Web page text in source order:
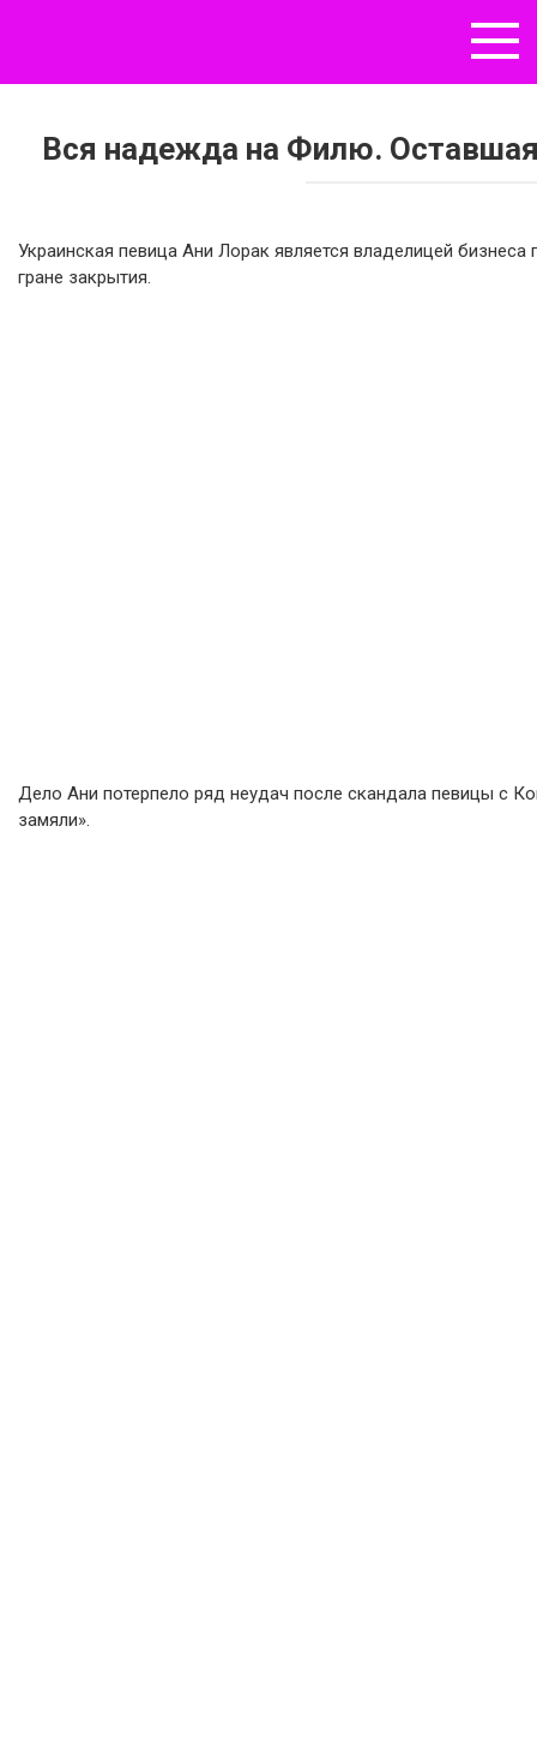
Вся надежда на Филю.
Украинская певица Ани Лорак является владелицей
гране закрытия.
Дело Ани потерпело ряд неудач после скандала певицы с
замяли».